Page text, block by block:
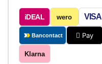
iDEAL wero VISA
Bancontact  Pay
Klarna